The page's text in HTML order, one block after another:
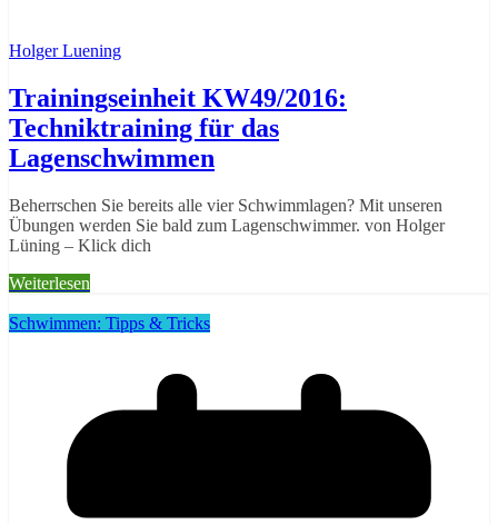
Holger Luening
Trainingseinheit KW49/2016:
Techniktraining für das
Lagenschwimmen
Beherrschen Sie bereits alle vier Schwimmlagen? Mit unseren
Übungen werden Sie bald zum Lagenschwimmer. von Holger
Lüning – Klick dich
Weiterlesen
Schwimmen: Tipps & Tricks